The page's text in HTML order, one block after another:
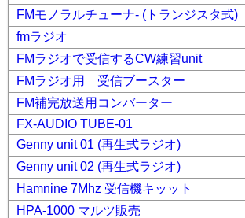
FMモノラルチューナ- (トランジスタ式)
fmラジオ
FMラジオで受信するCW練習unit
FMラジオ用 受信ブースター
FM補完放送用コンバーター
FX-AUDIO TUBE-01
Genny unit 01 (再生式ラジオ)
Genny unit 02 (再生式ラジオ)
Hamnine 7Mhz 受信機キッット
HPA-1000 マルツ販売